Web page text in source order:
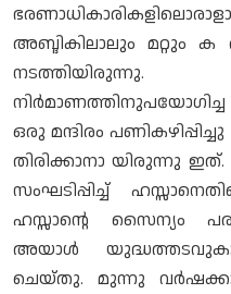
അബ്ദികിലാലും മറ്റും
ഒരു മന്ദിരം
തിരിക്കാനാ യിരുന്നു
സംഘടിപ്പിച്ച്
ഹസ്സാന്റെ സൈന്യം
അയാള്‍
ചെയ്തു. മുന്നു